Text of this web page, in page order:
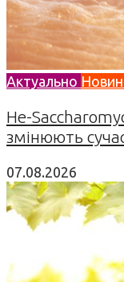
Актуально
Не-
змінюють
07.08.2026